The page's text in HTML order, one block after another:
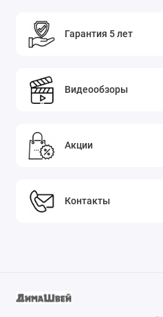
Гарантия 5 лет
Видеообзоры
Акции
Контакты